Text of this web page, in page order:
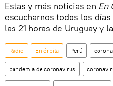
Estas y más noticias en En
escucharnos todos los
las 21 horas de Uruguay y
Radio En órbita Perú
pandemia de coronavirus